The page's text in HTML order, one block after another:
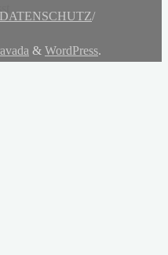
/
& WordPress.